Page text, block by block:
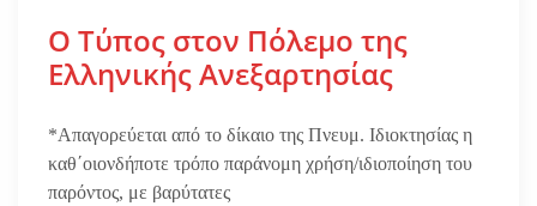
Ο Τύπος στον Πόλεμο της
Ελληνικής Ανεξαρτησίας
*Απαγορεύεται από το δίκαιο της Πνευμ. Ιδιοκτησίας η
καθ΄οιονδήποτε τρόπο παράνομη χρήση/ιδιοποίηση του
παρόντος, με βαρύτατες